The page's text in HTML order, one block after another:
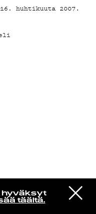
hyväksyt
täältä.
VIESTI
STUDIOON
huhtikuuta 2007.